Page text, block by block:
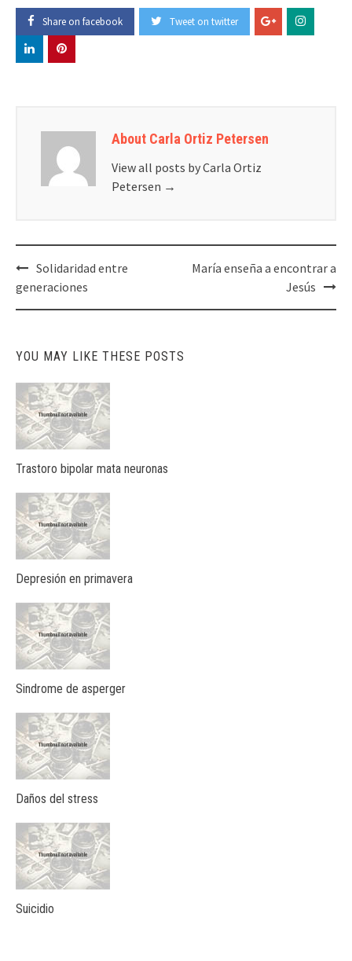
Share on facebook Tweet on twitter
About Carla Ortiz Petersen
View all posts by Carla Ortiz
Petersen →
Post
navigation
Solidaridad entre
generaciones
María enseña a encontrar a
Jesús
YOU MAY LIKE THESE POSTS
Trastoro bipolar mata neuronas
Depresión en primavera
Sindrome de asperger
Daños del stress
Suicidio